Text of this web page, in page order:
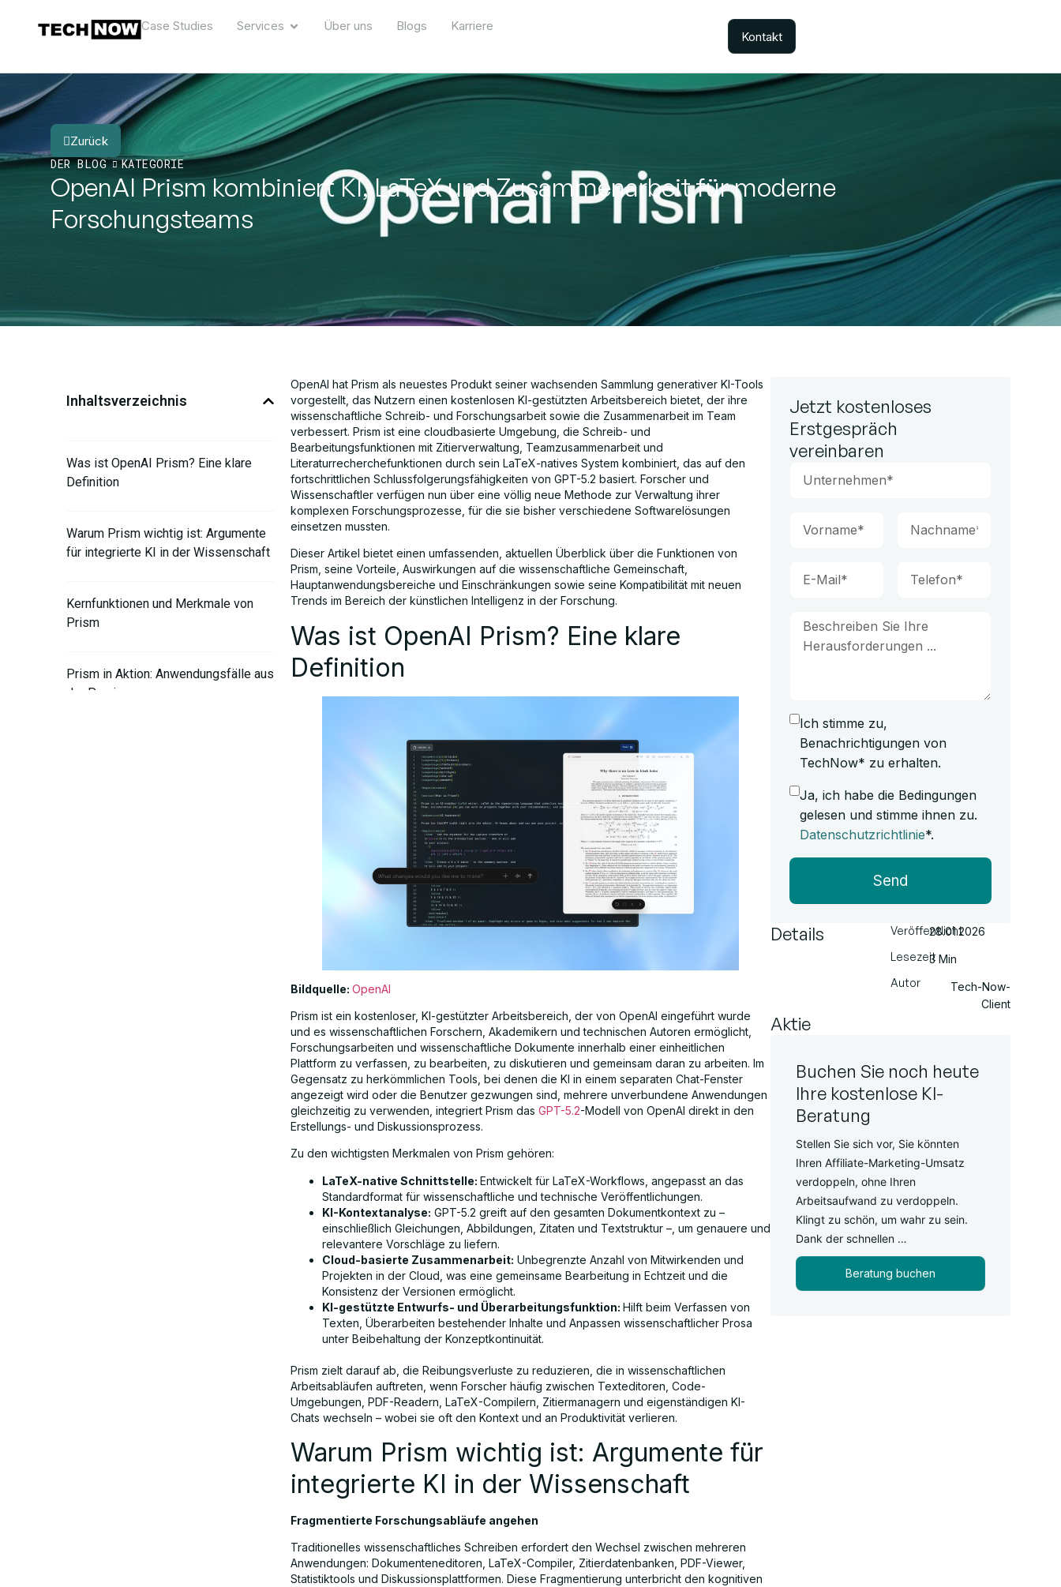
Case Studies Services Über uns Blogs Karriere
Kontakt
Zurück
DER BLOG
KATEGORIE
OpenAI Prism kombiniert KI, LaTeX und Zusammenarbeit für moderne
Forschungsteams
Inhaltsverzeichnis
Was ist OpenAI Prism? Eine klare
Definition
Warum Prism wichtig ist: Argumente
für integrierte KI in der Wissenschaft
Kernfunktionen und Merkmale von
Prism
Prism in Aktion: Anwendungsfälle aus
der Praxis
OpenAI hat Prism als neuestes Produkt seiner wachsenden Sammlung generativer KI-Tools
vorgestellt, das Nutzern einen kostenlosen KI-gestützten Arbeitsbereich bietet, der ihre
wissenschaftliche Schreib- und Forschungsarbeit sowie die Zusammenarbeit im Team
verbessert. Prism ist eine cloudbasierte Umgebung, die Schreib- und
Bearbeitungsfunktionen mit Zitierverwaltung, Teamzusammenarbeit und
Literaturrecherchefunktionen durch sein LaTeX-natives System kombiniert, das auf den
fortschrittlichen Schlussfolgerungsfähigkeiten von GPT-5.2 basiert. Forscher und
Wissenschaftler verfügen nun über eine völlig neue Methode zur Verwaltung ihrer
komplexen Forschungsprozesse, für die sie bisher verschiedene Softwarelösungen
einsetzen mussten.
Dieser Artikel bietet einen umfassenden, aktuellen Überblick über die Funktionen von
Prism, seine Vorteile, Auswirkungen auf die wissenschaftliche Gemeinschaft,
Hauptanwendungsbereiche und Einschränkungen sowie seine Kompatibilität mit neuen
Trends im Bereich der künstlichen Intelligenz in der Forschung.
Was ist OpenAI Prism? Eine klare
Definition
Bildquelle: OpenAI
Prism ist ein kostenloser, KI-gestützter Arbeitsbereich, der von OpenAI eingeführt wurde
und es wissenschaftlichen Forschern, Akademikern und technischen Autoren ermöglicht,
Forschungsarbeiten und wissenschaftliche Dokumente innerhalb einer einheitlichen
Plattform zu verfassen, zu bearbeiten, zu diskutieren und gemeinsam daran zu arbeiten. Im
Gegensatz zu herkömmlichen Tools, bei denen die KI in einem separaten Chat-Fenster
angezeigt wird oder die Benutzer gezwungen sind, mehrere unverbundene Anwendungen
gleichzeitig zu verwenden, integriert Prism das GPT-5.2-Modell von OpenAI direkt in den
Erstellungs- und Diskussionsprozess.
Zu den wichtigsten Merkmalen von Prism gehören:
LaTeX-native Schnittstelle: Entwickelt für LaTeX-Workflows, angepasst an das
Standardformat für wissenschaftliche und technische Veröffentlichungen.
KI-Kontextanalyse: GPT-5.2 greift auf den gesamten Dokumentkontext zu –
einschließlich Gleichungen, Abbildungen, Zitaten und Textstruktur –, um genauere und
relevantere Vorschläge zu liefern.
Cloud-basierte Zusammenarbeit: Unbegrenzte Anzahl von Mitwirkenden und
Projekten in der Cloud, was eine gemeinsame Bearbeitung in Echtzeit und die
Konsistenz der Versionen ermöglicht.
KI-gestützte Entwurfs- und Überarbeitungsfunktion: Hilft beim Verfassen von
Texten, Überarbeiten bestehender Inhalte und Anpassen wissenschaftlicher Prosa
unter Beibehaltung der Konzeptkontinuität.
Prism zielt darauf ab, die Reibungsverluste zu reduzieren, die in wissenschaftlichen
Arbeitsabläufen auftreten, wenn Forscher häufig zwischen Texteditoren, Code-
Umgebungen, PDF-Readern, LaTeX-Compilern, Zitiermanagern und eigenständigen KI-
Chats wechseln – wobei sie oft den Kontext und an Produktivität verlieren.
Warum Prism wichtig ist: Argumente für
integrierte KI in der Wissenschaft
Fragmentierte Forschungsabläufe angehen
Traditionelles wissenschaftliches Schreiben erfordert den Wechsel zwischen mehreren
Anwendungen: Dokumenteneditoren, LaTeX-Compiler, Zitierdatenbanken, PDF-Viewer,
Statistiktools und Diskussionsplattformen. Diese Fragmentierung unterbricht den kognitiven
Jetzt kostenloses
Erstgespräch
vereinbaren
Ich stimme zu,
Benachrichtigungen von
TechNow* zu erhalten.
Ja, ich habe die Bedingungen
gelesen und stimme ihnen zu.
Datenschutzrichtlinie*.
Send
Details
Veröffentlicht
Lesezeit
Autor
28.01.2026
3 Min
Tech-Now-
Client
Aktie
Buchen Sie noch heute
Ihre kostenlose KI-
Beratung
Stellen Sie sich vor, Sie könnten
Ihren Affiliate-Marketing-Umsatz
verdoppeln, ohne Ihren
Arbeitsaufwand zu verdoppeln.
Klingt zu schön, um wahr zu sein.
Dank der schnellen …
Beratung buchen